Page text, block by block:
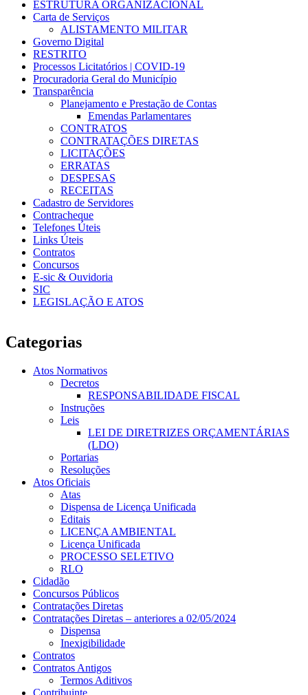
ESTRUTURA ORGANIZACIONAL
Carta de Serviços
ALISTAMENTO MILITAR
Governo Digital
RESTRITO
Processos Licitatórios | COVID-19
Procuradoria Geral do Município
Transparência
Planejamento e Prestação de Contas
Emendas Parlamentares
CONTRATOS
CONTRATAÇÕES DIRETAS
LICITAÇÕES
ERRATAS
DESPESAS
RECEITAS
Cadastro de Servidores
Contracheque
Telefones Úteis
Links Úteis
Contratos
Concursos
E-sic & Ouvidoria
SIC
LEGISLAÇÃO E ATOS
Categorias
Atos Normativos
Decretos
RESPONSABILIDADE FISCAL
Instruções
Leis
LEI DE DIRETRIZES ORÇAMENTÁRIAS
(LDO)
Portarias
Resoluções
Atos Oficiais
Atas
Dispensa de Licença Unificada
Editais
LICENÇA AMBIENTAL
Licença Unificada
PROCESSO SELETIVO
RLO
Cidadão
Concursos Públicos
Contratações Diretas
Contratações Diretas – anteriores a 02/05/2024
Dispensa
Inexigibilidade
Contratos
Contratos Antigos
Termos Aditivos